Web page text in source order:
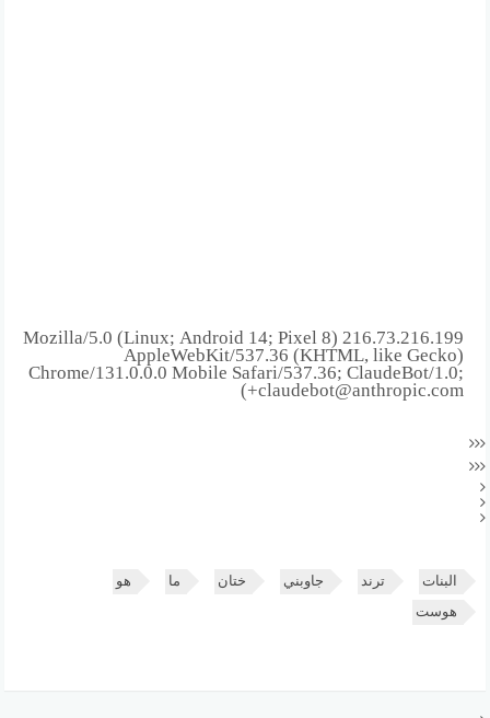
216.73.216.199 Mozilla/5.0 (Linux; Android 14; Pixel 8)
AppleWebKit/537.36 (KHTML, like Gecko)
Chrome/131.0.0.0 Mobile Safari/537.36; ClaudeBot/1.0;
+claudebot@anthropic.com)
البنات ترند جاوبني ختان ما هو
هوست